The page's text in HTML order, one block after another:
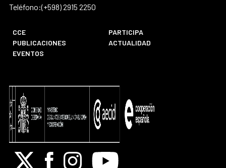
Teléfono:(+598) 2915 2250
CCE
PARTICIPA
PUBLICACIONES
ACTUALIDAD
EVENTOS
X FacebookInstagramYoutube